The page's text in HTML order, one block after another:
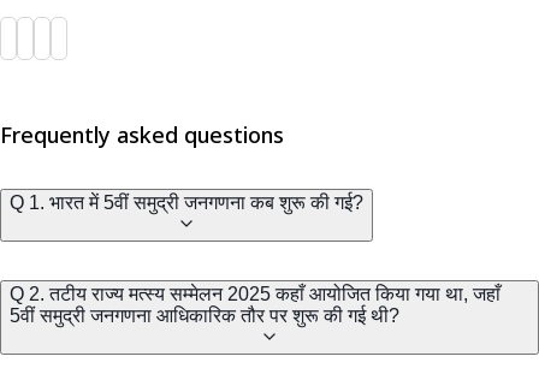
Frequently asked questions
Q 1. भारत में 5वीं समुद्री जनगणना कब शुरू की गई?
Q 2. तटीय राज्य मत्स्य सम्मेलन 2025 कहाँ आयोजित किया गया था, जहाँ
5वीं समुद्री जनगणना आधिकारिक तौर पर शुरू की गई थी?